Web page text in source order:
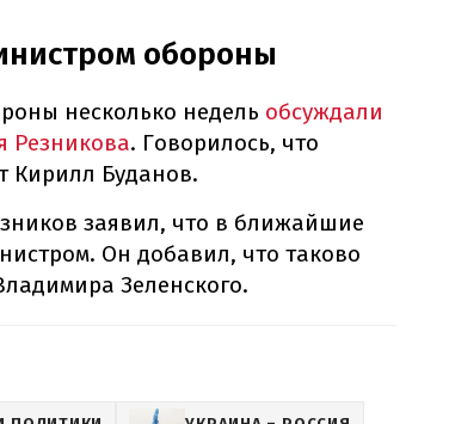
обороны
несколько недель обсуждали
Резникова. Говорилось, что
Кирилл Буданов.
заявил, что в ближайшие
Он добавил, что таково
Зеленского.